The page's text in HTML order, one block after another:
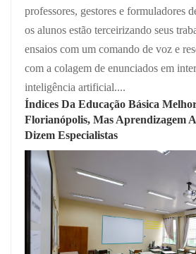
professores, gestores e formuladores
os alunos estão terceirizando seus
ensaios com um comando de voz e
com a colagem de enunciados em
inteligência artificial....
Índices Da Educação Básica
Florianópolis, Mas Aprendizagem
Dizem Especialistas